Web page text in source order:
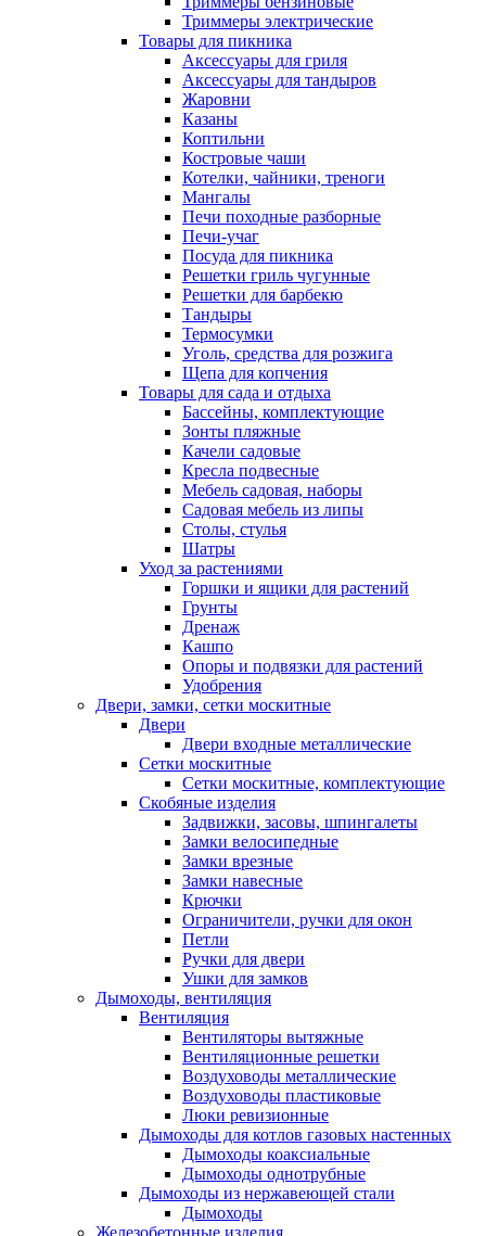
Триммеры электрические
Товары для пикника
Аксессуары для гриля
Аксессуары для тандыров
Жаровни
Казаны
Коптильни
Костровые чаши
Котелки, чайники, треноги
Мангалы
Печи походные разборные
Печи-учаг
Посуда для пикника
Решетки гриль чугунные
Решетки для барбекю
Тандыры
Термосумки
Уголь, средства для розжига
Щепа для копчения
Товары для сада и отдыха
Бассейны, комплектующие
Зонты пляжные
Качели садовые
Кресла подвесные
Мебель садовая, наборы
Садовая мебель из липы
Столы, стулья
Шатры
Уход за растениями
Горшки и ящики для растений
Грунты
Дренаж
Кашпо
Опоры и подвязки для растений
Удобрения
Двери, замки, сетки москитные
Двери
Двери входные металлические
Сетки москитные
Сетки москитные, комплектующие
Скобяные изделия
Задвижки, засовы, шпингалеты
Замки велосипедные
Замки врезные
Замки навесные
Крючки
Ограничители, ручки для окон
Петли
Ручки для двери
Ушки для замков
Дымоходы, вентиляция
Вентиляция
Вентиляторы вытяжные
Вентиляционные решетки
Воздуховоды металлические
Воздуховоды пластиковые
Люки ревизионные
Дымоходы для котлов газовых настенных
Дымоходы коаксиальные
Дымоходы однотрубные
Дымоходы из нержавеющей стали
Дымоходы
Железобетонные изделия